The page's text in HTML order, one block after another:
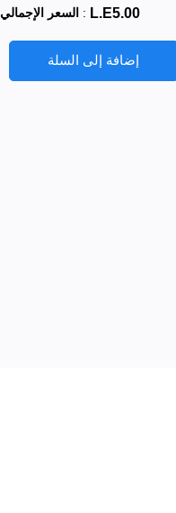
السعر الإجمالي : L.E5.00
إضافة إلى السلة